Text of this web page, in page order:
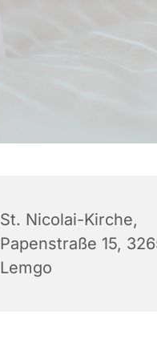
St. Nicolai-Kirche,
Papenstraße 15,
Lemgo